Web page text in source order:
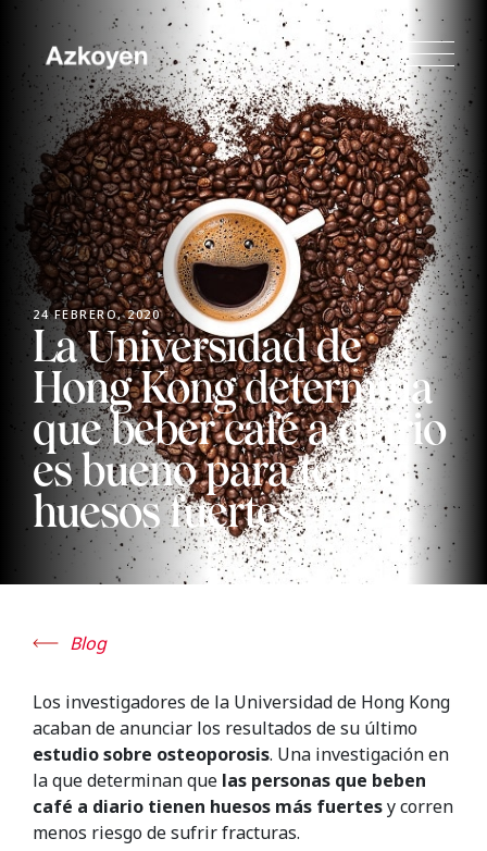
24 FEBRERO, 2020
La Universidad de
Hong Kong determina
que beber café a diario
es bueno para tener
huesos fuertes
Blog
Los investigadores de la Universidad de Hong Kong
acaban de anunciar los resultados de su último
estudio sobre osteoporosis. Una investigación en
la que determinan que las personas que beben
café a diario tienen huesos más fuertesy corren
menos riesgo de sufrir fracturas.